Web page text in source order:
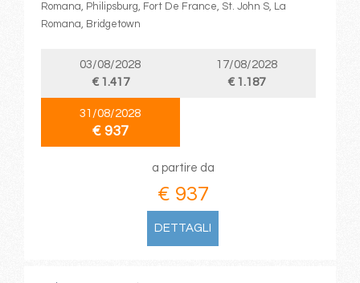
Romana, Philipsburg, Fort De France, St. John S, La
Romana, Bridgetown
03/08/2028
€ 1.417
17/08/2028
€ 1.187
31/08/2028
€ 937
a partire da
€ 937
DETTAGLI